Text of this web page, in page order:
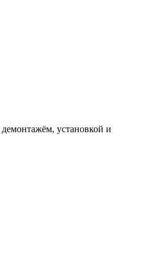
установкой и